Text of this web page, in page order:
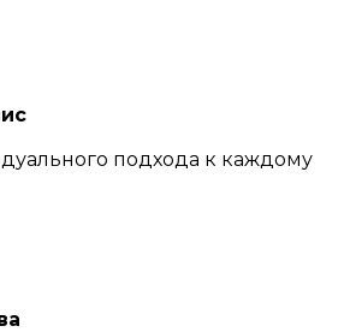
подхода к каждому